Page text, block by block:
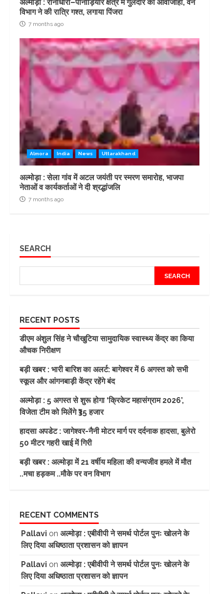
अल्मोड़ा : रानीधारा–पानीड़ियार क्षेत्र में गुलदार की आवाजाही, वन
विभाग ने की रात्रि गश्त, लगाया पिंजरा
7 months ago
Almora India News Uttarakhand
अल्मोड़ा : सेला गांव में अटल जयंती पर स्मरण समारोह, भाजपा
नेताओं व कार्यकर्ताओं ने दी श्रद्धांजलि
7 months ago
SEARCH
SEARCH
RECENT POSTS
डीएम अंशुल सिंह ने चौखुटिया सामुदायिक स्वास्थ्य केंद्र का किया
औचक निरीक्षण
बड़ी खबर : भारी बारिश का अलर्ट: बागेश्वर में 6 अगस्त को सभी
स्कूल और आंगनबाड़ी केंद्र रहेंगे बंद
अल्मोड़ा : 5 अगस्त से शुरू होगा ‘क्रिकेट महासंग्राम 2026’,
विजेता टीम को मिलेंगे ₹35 हजार
हादसा अपडेट : जागेश्वर-नैनी मोटर मार्ग पर दर्दनाक हादसा, बुलेरो
50 मीटर गहरी खाई में गिरी
बड़ी खबर : अल्मोड़ा में 21 वर्षीय महिला की वन्यजीव हमले में मौत
..मचा हड़कम ..मौके पर वन विभाग
RECENT COMMENTS
Pallavi on अल्मोड़ा : एबीवीपी ने समर्थ पोर्टल पुनः खोलने के
लिए दिया अधिष्ठाता प्रशासन को ज्ञापन
Pallavi on अल्मोड़ा : एबीवीपी ने समर्थ पोर्टल पुनः खोलने के
लिए दिया अधिष्ठाता प्रशासन को ज्ञापन